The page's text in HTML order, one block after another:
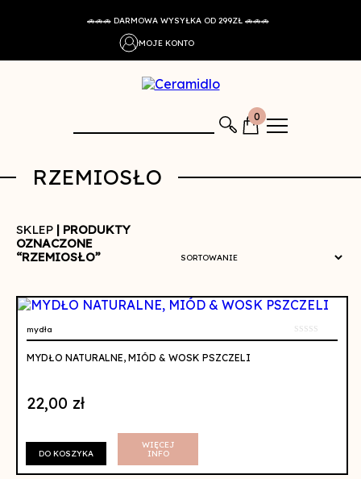
🚗🚗🚗 DARMOWA WYSYŁKA OD 299ZŁ 🚗🚗🚗
MOJE KONTO
0
RZEMIOSŁO
SKLEP | PRODUKTY
OZNACZONE
“RZEMIOSŁO”
mydła
0
MYDŁO NATURALNE, MIÓD & WOSK PSZCZELI
22,00 zł
DO KOSZYKA
WIĘCEJ
INFO